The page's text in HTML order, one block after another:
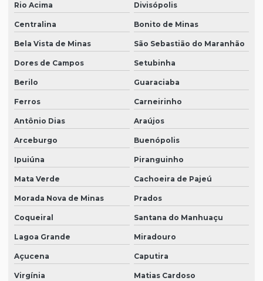
Rio Acima Divisópolis
Centralina Bonito de Minas
Bela Vista de Minas São Sebastião do Maranhão
Dores de Campos Setubinha
Berilo Guaraciaba
Ferros Carneirinho
Antônio Dias Araújos
Arceburgo Buenópolis
Ipuiúna Piranguinho
Mata Verde Cachoeira de Pajeú
Morada Nova de Minas Prados
Coqueiral Santana do Manhuaçu
Lagoa Grande Miradouro
Açucena Caputira
Virgínia Matias Cardoso